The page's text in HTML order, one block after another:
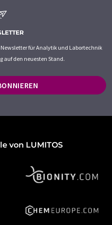
für Analytik und Labortechnik
auf den neuesten Stand.
von LUMITOS